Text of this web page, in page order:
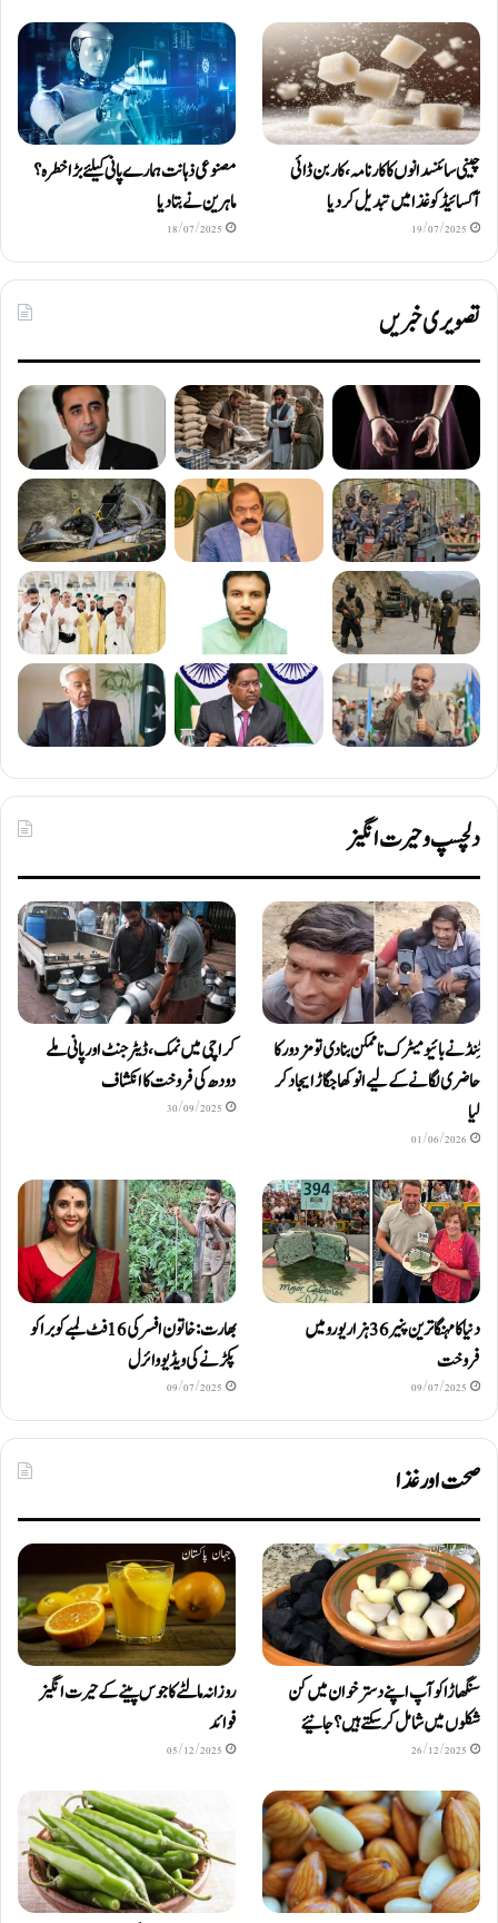
چینی سائنسدانوں کا کارنامہ، کاربن ڈائی
آکسائیڈ کو غذا میں تبدیل کردیا
19/07/2025
مصنوعی ذہانت ہمارے پانی کیلئے بڑا خطرہ؟
ماہرین نے بتا دیا
18/07/2025
تصویری خبریں
دلچسپ و حیرت انگیز
ٹِنڈ نے بائیومیٹرک ناممکن بنا دی تو مزدور کا
حاضری لگانے کے لیے انوکھا جگاڑ ایجاد کر
لیا
01/06/2026
کراچی میں نمک، ڈیٹرجنٹ اور پانی ملے
دودھ کی فروخت کا انکشاف
30/09/2025
دنیا کا مہنگا ترین پنیر 36 ہزار یورو میں
فروخت
09/07/2025
بھارت: خاتون افسر کی 16 فٹ لمبے کوبرا کو
پکڑنے کی ویڈیو وائرل
09/07/2025
صحت اور غذا
سنگھاڑا کو آپ اپنے دستر خوان میں کن
شکلوں میں شامل کرسکتے ہیں ؟ جانیئے
26/12/2025
روزانہ مالٹے کا جوس پینے کے حیرت انگیز
فوائد
05/12/2025